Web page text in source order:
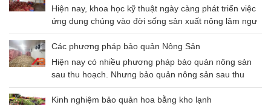
cùng nhau tìm hiểu phương pháp bảo quản hải sản
bằng kho lạnh – Phương pháp có độ an toàn cao và
Hiện nay, khoa học kỹ thuật ngày càng phát triển việc
ứng dụng chúng vào đời sống sản xuất nông lâm ngư
nghiệp là không thể thiếu. Điều này không chỉ giúp
tăng gia sản xuất mà còn đảm bảo nguồn thu lớn đem
lại hiệu quả kinh tế cao. Và một trong số chính là kho
mát bảo quản nông sản.
Các phương pháp bảo quản Nông Sản
Hiện nay có nhiều phương pháp bảo quản nông sản
sau thu hoạch. Nhưng bảo quản nông sản sau thu
hoạch bằng kho lạnh là phương pháp tối ưu nhất hiện
nay. Nông sản sau khi thu hoạch cần được bảo quản
Kinh nghiệm bảo quản hoa bằng kho lạnh